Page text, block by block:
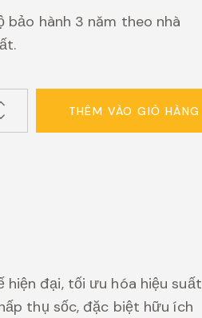
bảo hành 3 năm theo nhà
THÊM VÀO GIỎ HÀNG
đại, tối ưu hóa hiệu suất
thụ sốc, đặc biệt hữu ích